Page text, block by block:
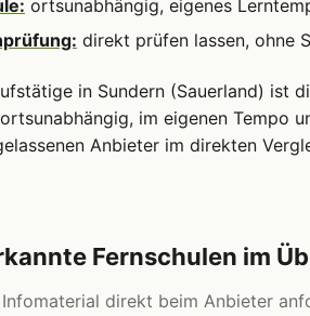
ortsunabhängig, eigenes
direkt prüfen lassen, ohne
in Sundern (Sauerland) ist
im eigenen Tempo
Anbieter im direkten
Fernschulen im
Infomaterial direkt beim Anbieter